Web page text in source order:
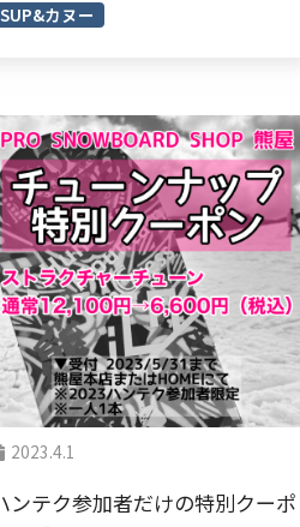
SUP&カヌー
2023.4.1
ンテク参加者だけの特別クーポ